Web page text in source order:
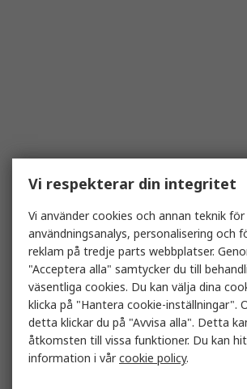
Vi respekterar din integritet
Vi använder cookies och annan teknik
användningsanalys, personalisering och
reklam på tredje parts webbplatser.
"Acceptera alla" samtycker du till
väsentliga cookies. Du kan välja dina
klicka på "Hantera cookie-inställningar".
detta klickar du på "Avvisa alla". Detta
åtkomsten till vissa funktioner. Du kan
information i vårcookie policy.